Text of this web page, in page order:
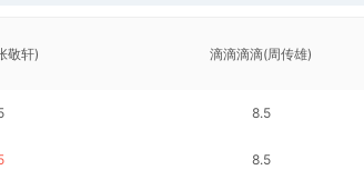
敬轩) 滴滴滴滴(周传雄)
8.5
8.5